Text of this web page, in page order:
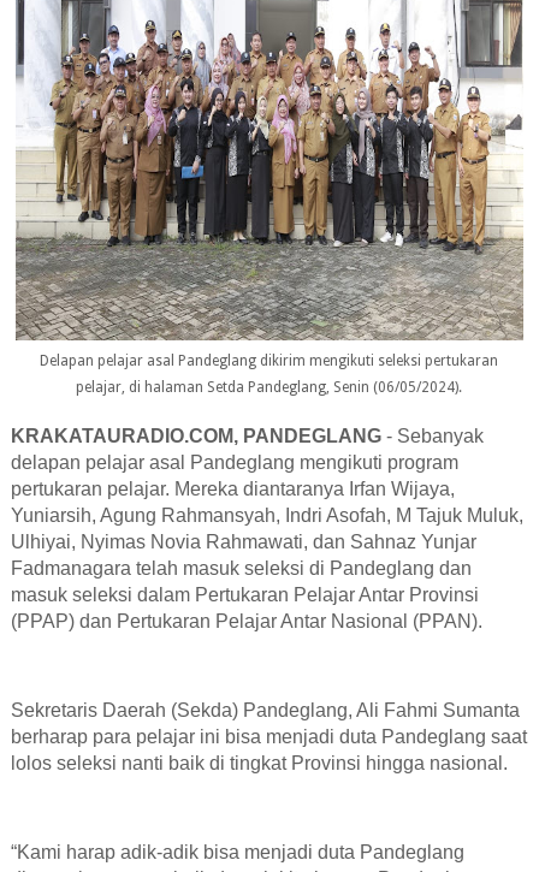
Delapan pelajar asal Pandeglang dikirim mengikuti seleksi pertukaran
pelajar, di halaman Setda Pandeglang, Senin (06/05/2024).
KRAKATAURADIO.COM, PANDEGLANG- Sebanyak
delapan pelajar asal Pandeglang mengikuti program
pertukaran pelajar. Mereka diantaranya Irfan Wijaya,
Yuniarsih, Agung Rahmansyah, Indri Asofah, M Tajuk Muluk,
Ulhiyai, Nyimas Novia Rahmawati, dan Sahnaz Yunjar
Fadmanagara telah masuk seleksi di Pandeglang dan
masuk seleksi dalam Pertukaran Pelajar Antar Provinsi
(PPAP) dan Pertukaran Pelajar Antar Nasional (PPAN).
Sekretaris Daerah (Sekda) Pandeglang, Ali Fahmi Sumanta
berharap para pelajar ini bisa menjadi duta Pandeglang saat
lolos seleksi nanti baik di tingkat Provinsi hingga nasional.
“Kami harap adik-adik bisa menjadi duta Pandeglang